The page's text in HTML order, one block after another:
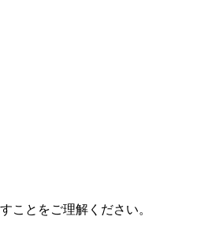
ことをご理解ください。